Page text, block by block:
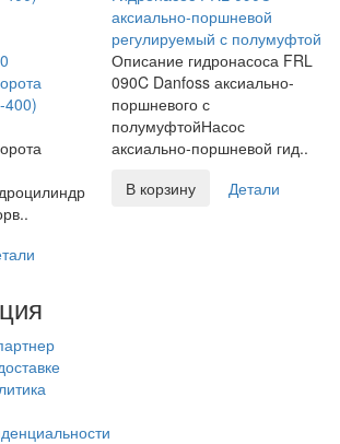
аксиально-поршневой
регулируемый с полумуфтой
Описание гидронасоса FRL
090C Danfoss аксиально-
поршневого с
полумуфтойНасос
аксиально-поршневой гид..
В корзину
Детали